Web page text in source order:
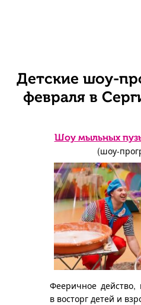
Детские шоу-
февраля в
Шоу мыльных
(шоу-
Фееричное действо,
в восторг детей и